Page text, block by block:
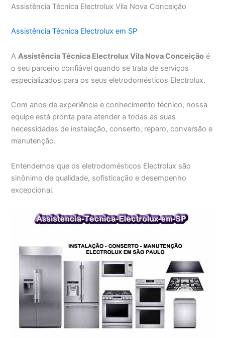
Assistência Técnica Electrolux Vila Nova Conceição
Assistência Técnica Electrolux em SP
AAssistência Técnica Electrolux Vila Nova Conceição é
o seu parceiro confiável quando se trata de serviços
especializados para os seus eletrodomésticos Electrolux.
Com anos de experiência e conhecimento técnico, nossa
equipe está pronta para atender a todas as suas
necessidades de instalação, conserto, reparo, conversão e
manutenção.
Entendemos que os eletrodomésticos Electrolux são
sinônimo de qualidade, sofisticação e desempenho
excepcional.